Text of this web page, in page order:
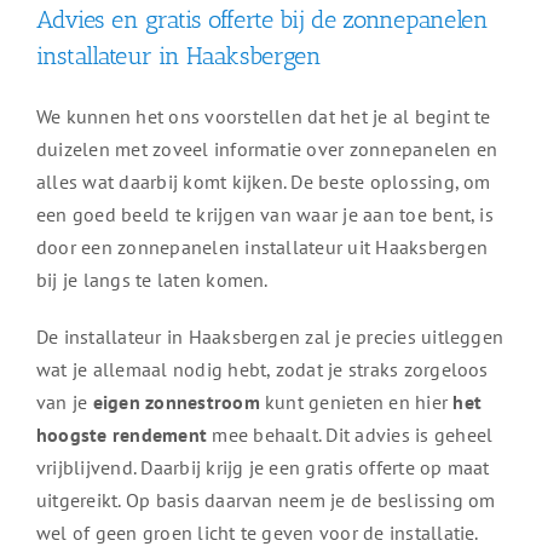
Advies en gratis offerte bij de zonnepanelen
installateur in Haaksbergen
We kunnen het ons voorstellen dat het je al begint te
duizelen met zoveel informatie over zonnepanelen en
alles wat daarbij komt kijken. De beste oplossing, om
een goed beeld te krijgen van waar je aan toe bent, is
door een zonnepanelen installateur uit Haaksbergen
bij je langs te laten komen.
De installateur in Haaksbergen zal je precies uitleggen
wat je allemaal nodig hebt, zodat je straks zorgeloos
van je eigen zonnestroom kunt genieten en hier het
hoogste rendement mee behaalt. Dit advies is geheel
vrijblijvend. Daarbij krijg je een gratis offerte op maat
uitgereikt. Op basis daarvan neem je de beslissing om
wel of geen groen licht te geven voor de installatie.